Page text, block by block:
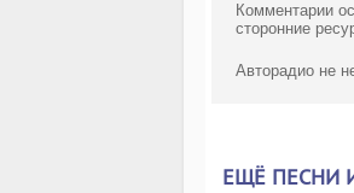
Комментарии
сторонние
Авторадио не
ЕЩЁ ПЕСНИ